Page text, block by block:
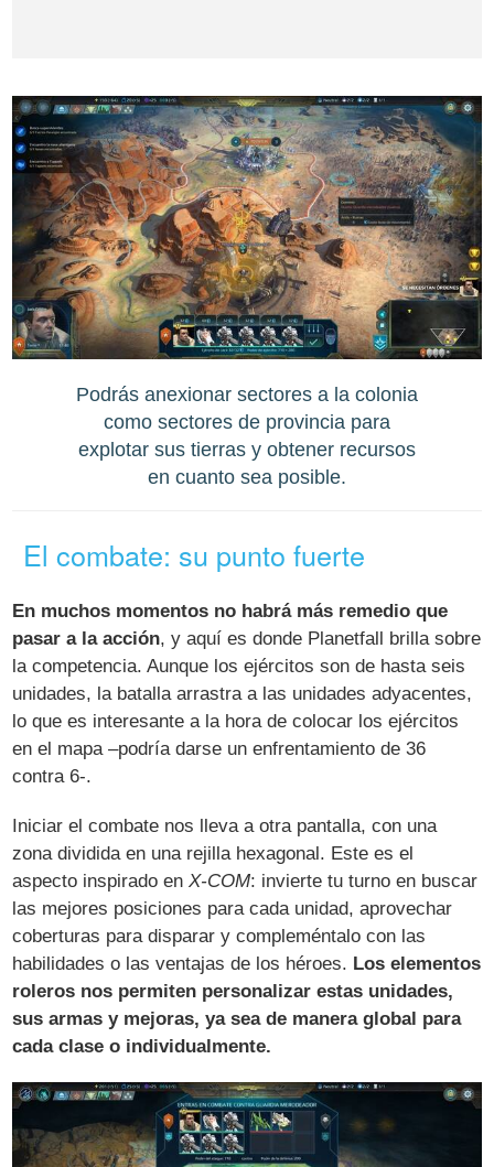
Podrás anexionar sectores a la colonia
como sectores de provincia para
explotar sus tierras y obtener recursos
en cuanto sea posible.
El combate: su punto fuerte
En muchos momentos no habrá más remedio que
pasar a la acción, y aquí es donde Planetfall brilla sobre
la competencia. Aunque los ejércitos son de hasta seis
unidades, la batalla arrastra a las unidades adyacentes,
lo que es interesante a la hora de colocar los ejércitos
en el mapa –podría darse un enfrentamiento de 36
contra 6-.
Iniciar el combate nos lleva a otra pantalla, con una
zona dividida en una rejilla hexagonal. Este es el
aspecto inspirado enX-COM: invierte tu turno en buscar
las mejores posiciones para cada unidad, aprovechar
coberturas para disparar y compleméntalo con las
habilidades o las ventajas de los héroes. Los elementos
roleros nos permiten personalizar estas unidades,
sus armas y mejoras, ya sea de manera global para
cada clase o individualmente.